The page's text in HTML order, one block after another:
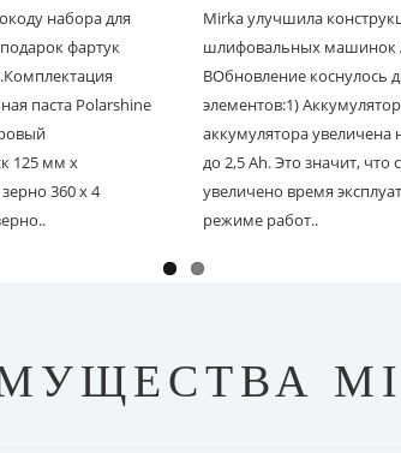
набора для
фартук
паста Polarshine
125 мм х
360 х 4
Mirka улучшила
шлифовальных машинок
BОбновление коснулось
элементов:1)
аккумулятора увеличена
до 2,5 Ah. Это значит, что
увеличено время
режиме работ..